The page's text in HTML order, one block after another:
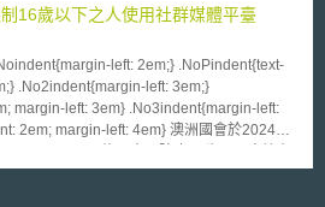
美元之預算缺口。
加基金2021-2027年之預算至130億歐元，
之開發（占20%）、認證與測試（占
果之可用性，共同投資係以成員國承諾採購
同投資計畫具下述特點： 投資項目需
共同安全與防禦政策》（Common Security
16歲以下之人使用社群媒體平臺
left: 2em;} .NoPindent{text-
.No2indent{margin-left: 3em;}
margin-left: 3em} .No3indent{margin-left:
left: 4em} 澳洲國會於2024年
年就制定線上安全法，將未成年人之線